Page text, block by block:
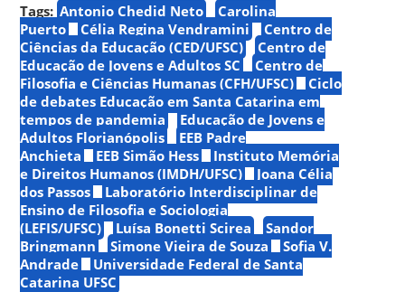
Tags: Antonio Chedid Neto
Carolina
Puerto
Célia Regina Vendramini
Centro de
Ciências da Educação (CED/UFSC)
Centro de
Educação de Jovens e Adultos SC
Centro de
Filosofia e Ciências Humanas (CFH/UFSC)
Ciclo
de debates Educação em Santa Catarina em
tempos de pandemia
Educação de Jovens e
Adultos Florianópolis
EEB Padre
Anchieta
EEB Simão Hess
Instituto Memória
e Direitos Humanos (IMDH/UFSC)
Joana Célia
dos Passos
Laboratório Interdisciplinar de
Ensino de Filosofia e Sociologia
(LEFIS/UFSC)
Luísa Bonetti Scirea
Sandor
Bringmann
Simone Vieira de Souza
Sofia V.
Andrade
Universidade Federal de Santa
Catarina UFSC